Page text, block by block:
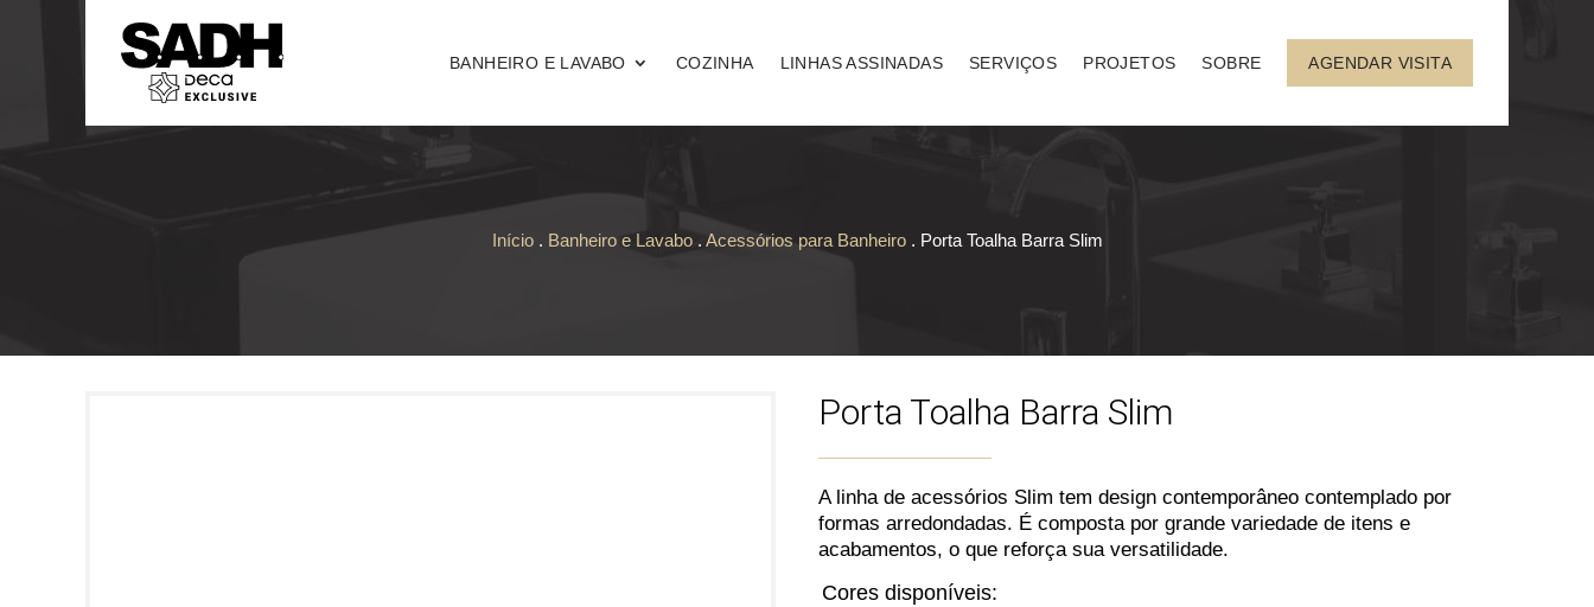
BANHEIRO E LAVABO COZINHA LINHAS ASSINADAS SERVIÇOS PROJETOS SOBRE AGENDAR VISITA
Início. Banheiro e Lavabo. Acessórios para Banheiro. Porta Toalha Barra Slim
Porta Toalha Barra Slim
A linha de acessórios Slim tem design contemporâneo contemplado por
formas arredondadas. É composta por grande variedade de itens e
acabamentos, o que reforça sua versatilidade.
Cores disponíveis: